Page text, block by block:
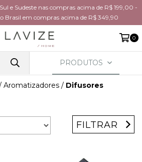
e Sudeste nas compras acima de R$ 199,00 -
Brasil em compras acima de R$ 349,90
0
PRODUTOS
Aromatizadores / Difusores
FILTRAR